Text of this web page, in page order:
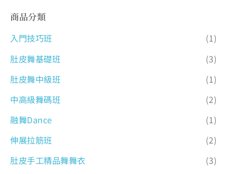
商品分類
入門技巧班
(1)
肚皮舞基礎班
(3)
肚皮舞中級班
(1)
中高級舞碼班
(2)
融舞Dance
(1)
伸展拉筋班
(2)
肚皮手工精品舞舞衣
(3)